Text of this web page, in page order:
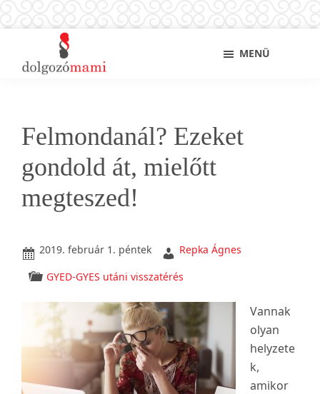
main
elsődleges
lábléchezDolgozó
álláskeresési
tanácsok
kismamáknak,
anyukáknak
MENÜ
Felmondanál? Ezeket
gondold át, mielőtt
megteszed!
2019. február 1. péntek Repka Ágnes
GYED-GYES utáni visszatérés
Vannak
olyan
helyzete
k,
amikor